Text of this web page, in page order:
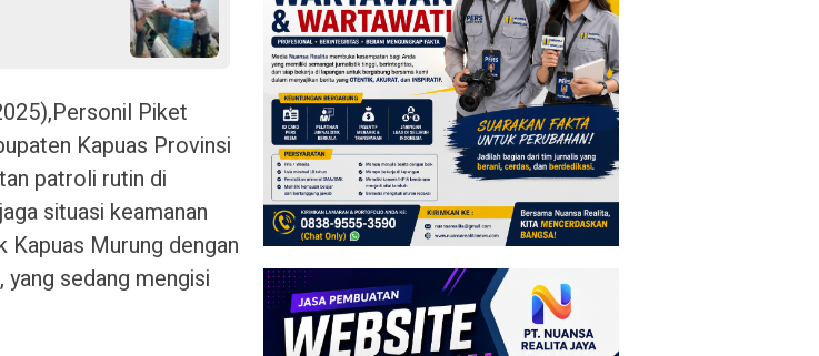
Piket
Kapuas Provinsi
patroli rutin di
situasi keamanan
Murung dengan
sedang mengisi